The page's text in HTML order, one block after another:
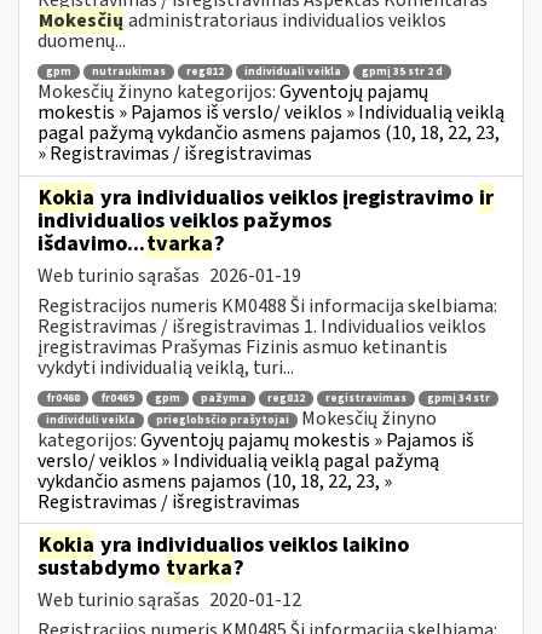
Mokesčių administratoriaus individualios veiklos
duomenų...
gpm nutraukimas reg812 individuali veikla gpmį 35 str 2 d
Mokesčių žinyno kategorijos:Gyventojų pajamų
mokestis » Pajamos iš verslo/ veiklos » Individualią veiklą
pagal pažymą vykdančio asmens pajamos (10, 18, 22, 23,
» Registravimas / išregistravimas
Kokia yra individualios veiklos įregistravimo ir
individualios veiklos pažymos
išdavimo...tvarka?
Web turinio sąrašas 2026-01-19
Registracijos numeris KM0488 Ši informacija skelbiama:
Registravimas / išregistravimas 1. Individualios veiklos
įregistravimas Prašymas Fizinis asmuo ketinantis
vykdyti individualią veiklą, turi...
fr0468 fr0469 gpm pažyma reg812 registravimas
gpmį 34 str
individuli veikla
prieglobsčio prašytojai
Mokesčių žinyno
kategorijos:Gyventojų pajamų mokestis » Pajamos iš
verslo/ veiklos » Individualią veiklą pagal pažymą
vykdančio asmens pajamos (10, 18, 22, 23, »
Registravimas / išregistravimas
Kokia yra individualios veiklos laikino
sustabdymo tvarka?
Web turinio sąrašas 2020-01-12